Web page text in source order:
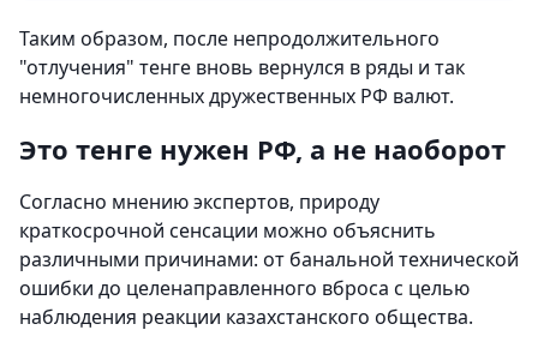
Таким образом, после непродолжительного
"отлучения" тенге вновь вернулся в ряды и так
немногочисленных дружественных РФ валют.
Это тенге нужен РФ, а не наоборот
Согласно мнению экспертов, природу
краткосрочной сенсации можно объяснить
различными причинами: от банальной технической
ошибки до целенаправленного вброса с целью
наблюдения реакции казахстанского общества.